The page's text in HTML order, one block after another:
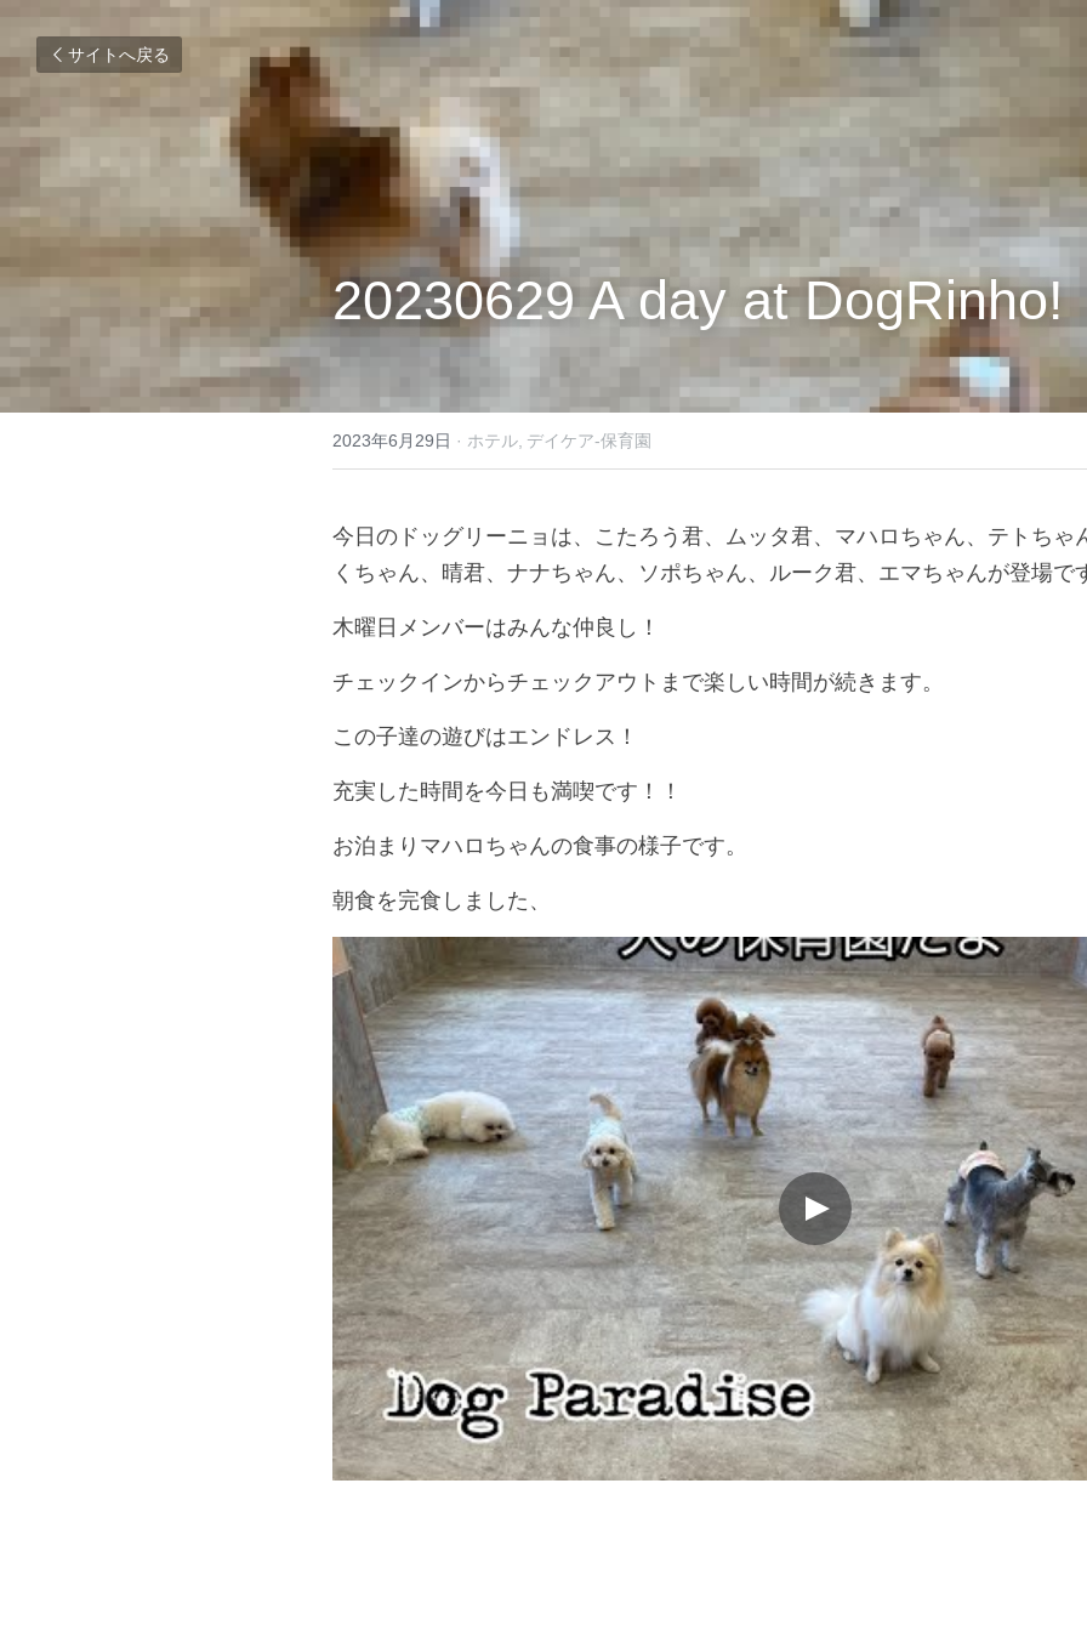
サイトへ戻る
20230629 A day at DogRinho!
2023年6月29日 · ホテル, デイケア-保育園
今日のドッグリーニョは、こたろう君、ムッタ君、マハロちゃん、テトちゃ
くちゃん、晴君、ナナちゃん、ソポちゃん、ルーク君、エマちゃんが登場で
木曜日メンバーはみんな仲良し！
チェックインからチェックアウトまで楽しい時間が続きます。
この子達の遊びはエンドレス！
充実した時間を今日も満喫です！！
お泊まりマハロちゃんの食事の様子です。
朝食を完食しました、